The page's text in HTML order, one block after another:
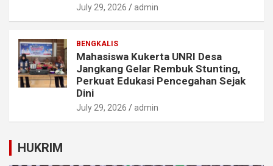
July 29, 2026 admin
BENGKALIS
Mahasiswa Kukerta UNRI Desa
Jangkang Gelar Rembuk Stunting,
Perkuat Edukasi Pencegahan Sejak
Dini
July 29, 2026 admin
HUKRIM